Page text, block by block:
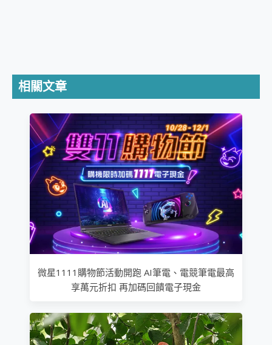
相關文章
微星1111購物節活動開跑 AI筆電、電競筆電最高
享萬元折扣 再加碼回饋電子現金